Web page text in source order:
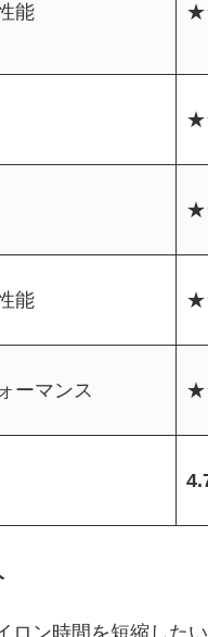
能
能
ーマンス